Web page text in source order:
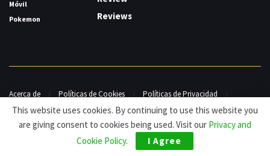
Móvil
Pokemon
Reviews
Acerca de Políticas de Cookies
Políticas de Privacidad
Contacto
© HDG Hablamos de Gamers 2026.
This website uses cookies. By continuing to use this website you
are giving consent to cookies being used. Visit our Privacy and
Cookie Policy. I Agree